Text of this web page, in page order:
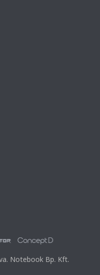
Notebook Bp. Kft.